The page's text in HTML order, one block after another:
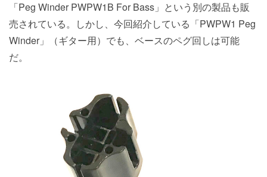
「Peg Winder PWPW1B For Bass」という別の製品も販
売されている。しかし、今回紹介している「PWPW1 Peg
Winder」（ギター用）でも、ベースのペグ回しは可能
だ。